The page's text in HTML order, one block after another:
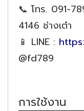
📞 โทร. 091-
4146 ช่างเต๋า
📱 LINE :
@fd789
การใช้งาน